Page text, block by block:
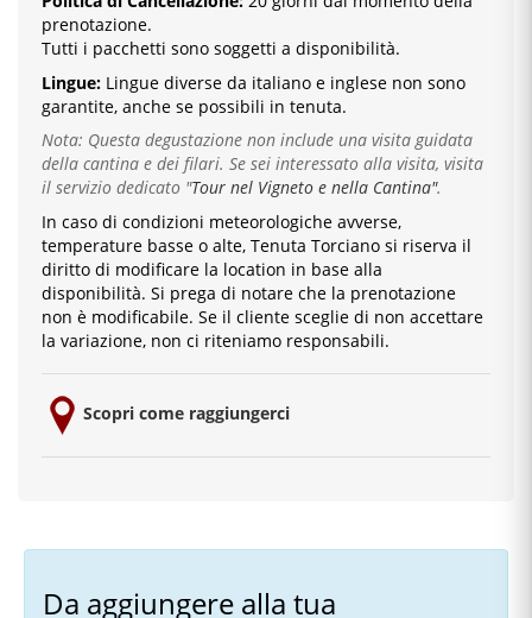
prenotazione.
Tutti i pacchetti sono soggetti a disponibilità.
Lingue: Lingue diverse da italiano e inglese non sono
garantite, anche se possibili in tenuta.
Nota: Questa degustazione non include una visita guidata
della cantina e dei filari. Se sei interessato alla visita, visita
il servizio dedicato "Tour nel Vigneto e nella Cantina".
In caso di condizioni meteorologiche avverse,
temperature basse o alte, Tenuta Torciano si riserva il
diritto di modificare la location in base alla
disponibilità. Si prega di notare che la prenotazione
non è modificabile. Se il cliente sceglie di non accettare
la variazione, non ci riteniamo responsabili.
Scopri come raggiungerci
Da aggiungere alla tua